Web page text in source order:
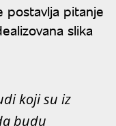
postavlja pitanje
slika
koji su iz
budu